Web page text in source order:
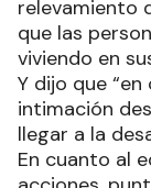
relevamiento
que las
viviendo en
Y dijo que
intimación
llegar a la
En cuanto al